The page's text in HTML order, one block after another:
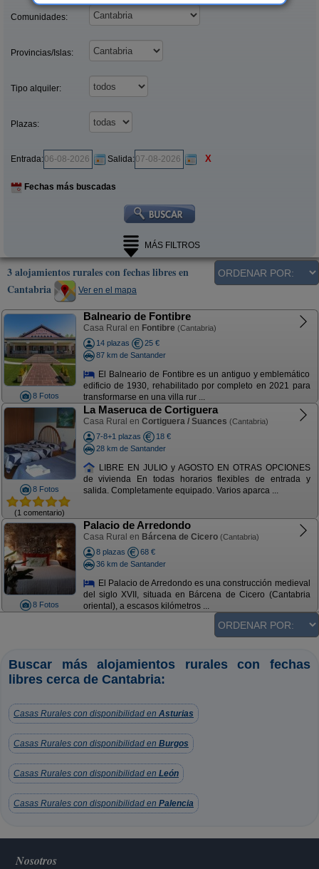
Comunidades:
Provincias/Islas:
Tipo alquiler:
Plazas:
Entrada: Salida: X
Fechas más buscadas
MÁS FILTROS
3 alojamientos rurales con fechas libres en
Cantabria
Ver en el mapa
8 Fotos
Balneario de Fontibre
Casa Rural en Fontibre (Cantabria)
14 plazas
25 €
87 km de Santander
El Balneario de Fontibre es un antiguo y emblemático
edificio de 1930, rehabilitado por completo en 2021 para
transformarse en una villa rur ...
8 Fotos
(1 comentario)
La Maseruca de Cortiguera
Casa Rural en Cortiguera / Suances (Cantabria)
7-8+1 plazas
18 €
28 km de Santander
LIBRE EN JULIO y AGOSTO EN OTRAS OPCIONES
de vivienda En todas horarios flexibles de entrada y
salida. Completamente equipado. Varios aparca ...
8 Fotos
Palacio de Arredondo
Casa Rural en Bárcena de Cicero (Cantabria)
8 plazas
68 €
36 km de Santander
El Palacio de Arredondo es una construcción medieval
del siglo XVII, situada en Bárcena de Cicero (Cantabria
oriental), a escasos kilómetros ...
Buscar más alojamientos rurales con fechas
libres cerca de Cantabria:
Casas Rurales con disponibilidad en Asturias
Casas Rurales con disponibilidad en Burgos
Casas Rurales con disponibilidad en León
Casas Rurales con disponibilidad en Palencia
Nosotros